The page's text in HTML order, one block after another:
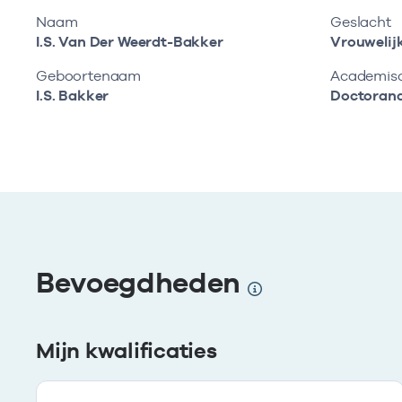
Naam
I.S. Van Der Weerdt-Bakker
Geboortenaam
I.S. Bakker
Geslacht
Bevoegdheden
Mijn kwalificaties